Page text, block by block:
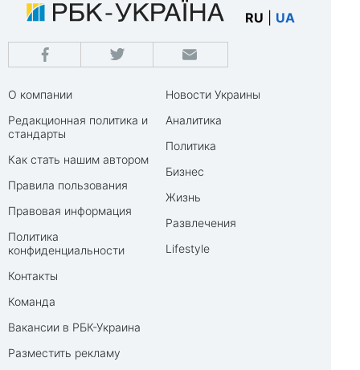
RU UA
О компании
Редакционная политика и
стандарты
Как стать нашим автором
Правила пользования
Правовая информация
Политика
конфиденциальности
Контакты
Команда
Вакансии в РБК-Украина
Разместить рекламу
Новости Украины
Аналитика
Политика
Бизнес
Жизнь
Развлечения
Lifestyle